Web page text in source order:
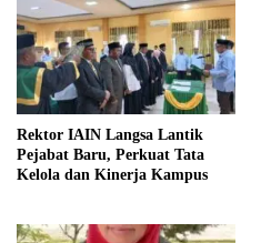
Rektor IAIN Langsa Lantik
Pejabat Baru, Perkuat Tata
Kelola dan Kinerja Kampus